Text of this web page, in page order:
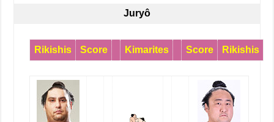
Juryô
Rikishis Score Kimarites Score Rikishis